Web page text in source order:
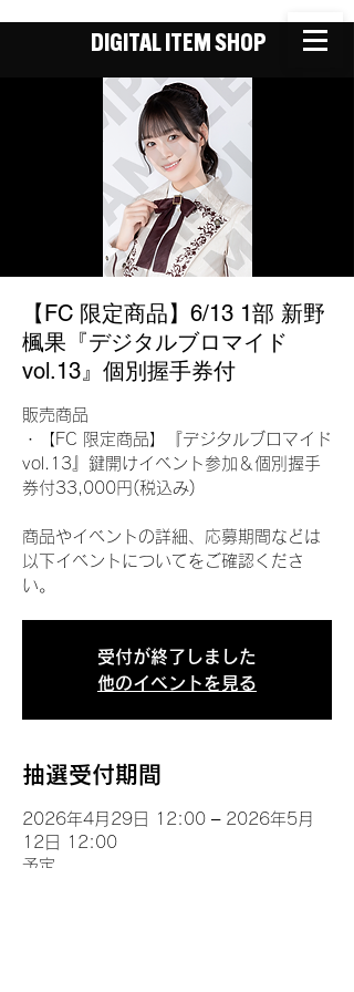
DIGITAL ITEM SHOP
【FC 限定商品】6/13 1部 新野
楓果『デジタルブロマイド
vol.13』個別握手券付
販売商品
・【FC 限定商品】『デジタルブロマイド
vol.13』鍵開けイベント参加＆個別握手
券付33,000円(税込み)
商品やイベントの詳細、応募期間などは
以下イベントについてをご確認くださ
い。
受付が終了しました
他のイベントを見る
抽選受付期間
2026年4月29日 12:00 – 2026年5月
12日 12:00
予定